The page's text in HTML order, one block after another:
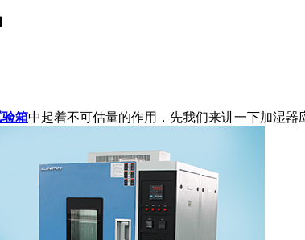
箱中起着不可估量的作用，先我们来讲一下加湿器